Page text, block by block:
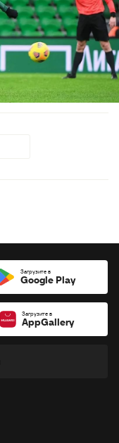
Загрузите в
Google Play
Загрузите в
AppGallery